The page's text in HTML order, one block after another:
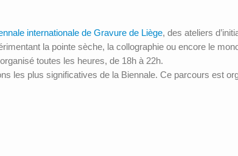
internationale de Gravure de Liège, des ateliers
la pointe sèche, la collographie ou encore le
toutes les heures, de 18h à 22h.
les plus significatives de la Biennale. Ce parcours est